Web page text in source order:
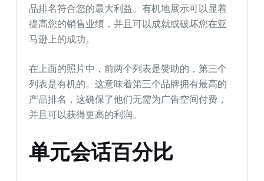
品排名符合您的最大利益。有机地展示可以显着
提高您的销售业绩，并且可以成就或破坏您在亚
马逊上的成功。
在上面的照片中，前两个列表是赞助的，第三个
列表是有机的。这意味着第三个品牌拥有最高的
产品排名，这确保了他们无需为广告空间付费，
并且可以获得更高的利润。
单元会话百分比